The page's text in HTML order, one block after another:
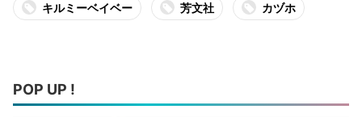
キルミーベイベー 芳文社 カヅホ
POP UP !